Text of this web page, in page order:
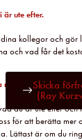
är ute efter.
kollegor och gör
och vad får det
du är ute efter
för att berätta
Lättast är om du
Skicka
(Ray